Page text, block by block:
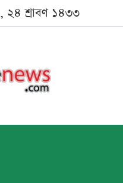
২৪ শ্রাবণ ১৪৩৩